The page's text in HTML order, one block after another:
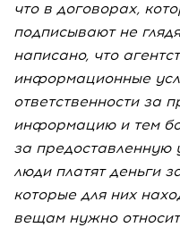
что в договорах,
подписывают не
написано, что
информационные
ответственности за
информацию и тем
за предоставленную
люди платят деньги
которые для них
вещам нужно